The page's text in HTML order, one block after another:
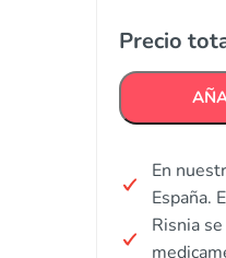
Precio
En
España.
Risnia